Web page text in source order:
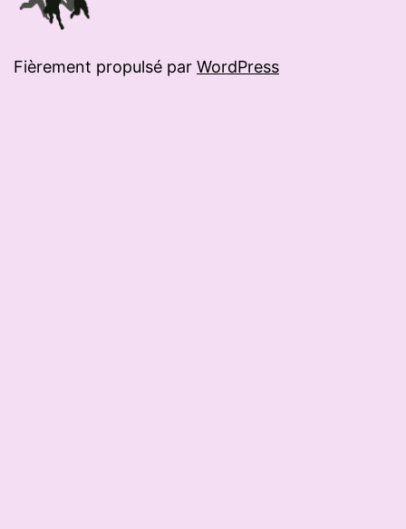
Fièrement propulsé par WordPress